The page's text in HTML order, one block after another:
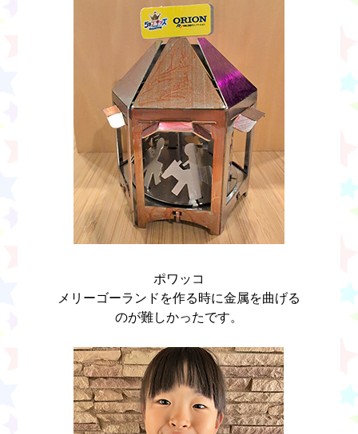
ポワッコ
メリーゴーランドを作る時に金属を曲げる
のが難しかったです。